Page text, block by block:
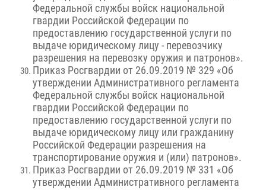
Федеральной службы войск национальной
гвардии Российской Федерации по
предоставлению государственной услуги по
выдаче юридическому лицу - перевозчику
разрешения на перевозку оружия и патронов».
Приказ Росгвардии от 26.09.2019 № 329 «Об
утверждении Административного регламента
Федеральной службы войск национальной
гвардии Российской Федерации по
предоставлению государственной услуги по
выдаче юридическому лицу или гражданину
Российской Федерации разрешения на
транспортирование оружия и (или) патронов».
Приказ Росгвардии от 26.09.2019 № 331 «Об
утверждении Административного регламента